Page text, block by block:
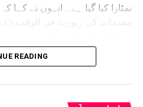
نمٹارا کیا گیا ہے۔ انہوں نے کہا
مقدمات کی جانچ کی صلاحیت
READING